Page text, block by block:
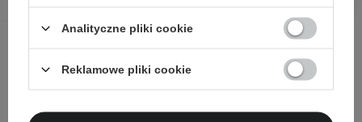
Inni klienci sprawdzali również
Analityczne pliki cookie
Reklamowe pliki cookie